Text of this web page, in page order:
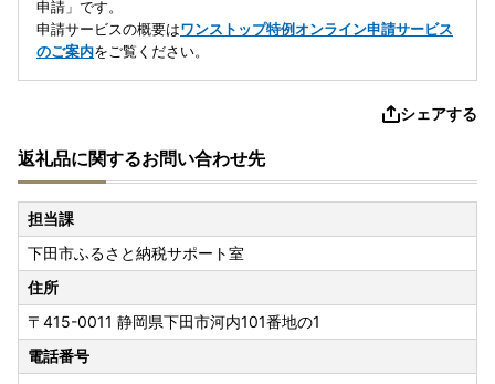
申請」です。
申請サービスの概要はワンストップ特例オンライン申請サービス
のご案内をご覧ください。
シェアする
返礼品に関するお問い合わせ先
担当課
下田市ふるさと納税サポート室
住所
〒415-0011 静岡県下田市河内101番地の1
電話番号